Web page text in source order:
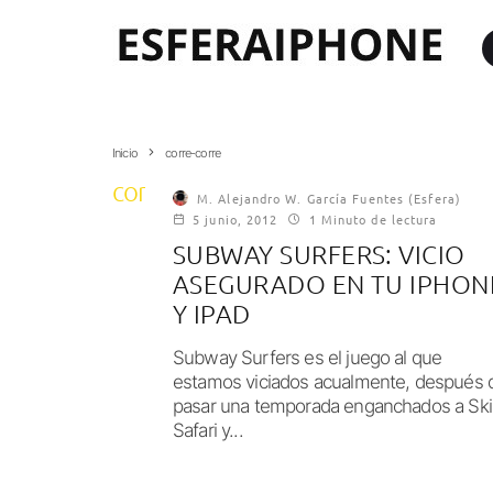
Inicio corre-corre
corre-correM. Alejandro W. García Fuentes (Esfera)
5 junio, 2012
1 Minuto de lectura
SUBWAY SURFERS: VICIO
ASEGURADO EN TU
Y IPAD
Subway Surfers es el juego al que
estamos viciados acualmente, después
pasar una temporada enganchados a Ski
Safari y...